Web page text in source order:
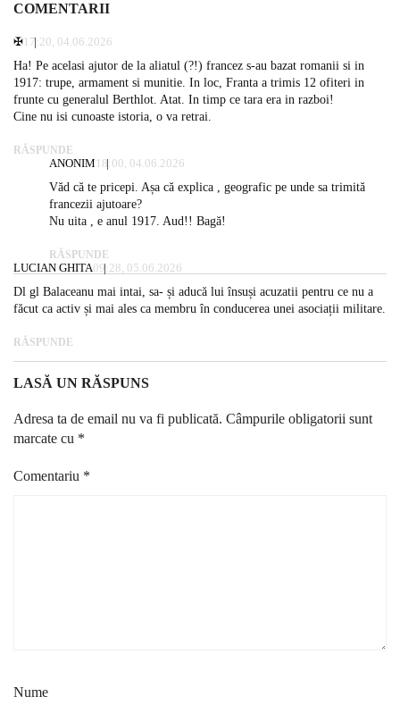
COMENTARII
✠17:20, 04.06.2026
Ha! Pe acelasi ajutor de la aliatul (?!) francez s-au bazat romanii si in
1917: trupe, armament si munitie. In loc, Franta a trimis 12 ofiteri in
frunte cu generalul Berthlot. Atat. In timp ce tara era in razboi!
Cine nu isi cunoaste istoria, o va retrai.
RĂSPUNDE
ANONIM 18:00, 04.06.2026
Văd că te pricepi. Așa că explica , geografic pe unde sa trimită
francezii ajutoare?
Nu uita , e anul 1917. Aud!! Bagă!
RĂSPUNDE
LUCIAN GHITA09:28, 05.06.2026
Dl gl Balaceanu mai intai, sa- și aducă lui însuși acuzatii pentru ce nu a
făcut ca activ și mai ales ca membru în conducerea unei asociații militare.
RĂSPUNDE
LASĂ UN RĂSPUNS
Adresa ta de email nu va fi publicată. Câmpurile obligatorii sunt
marcate cu *
Comentariu *
Nume